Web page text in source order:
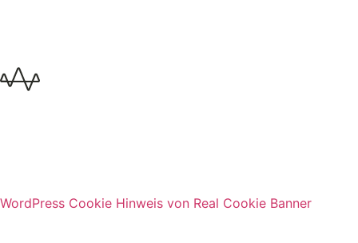
WordPress Cookie Hinweis von Real Cookie Banner